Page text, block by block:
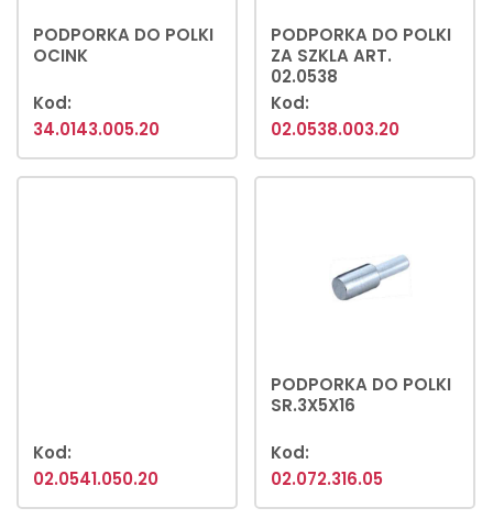
PODPORKA DO POLKI
OCINK
Kod:
34.0143.005.20
PODPORKA DO POLKI
ZA SZKLA ART.
02.0538
Kod:
02.0538.003.20
Kod:
02.0541.050.20
PODPORKA DO POLKI
SR.3X5X16
Kod:
02.072.316.05